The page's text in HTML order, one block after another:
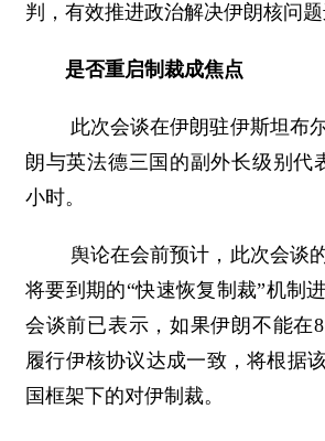
判，有效推进政治解决伊朗核问题
是否重启制裁成焦点
此次会谈在伊朗驻伊斯坦布尔
朗与英法德三国的副外长级别代
小时。
舆论在会前预计，此次会谈的
将要到期的“快速恢复制裁”机制
会谈前已表示，如果伊朗不能在
履行伊核协议达成一致，将根据
国框架下的对伊制裁。